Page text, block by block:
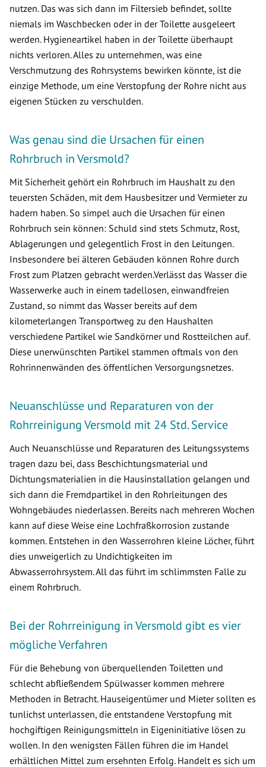
nutzen. Das was sich dann im Filtersieb befindet, sollte
niemals im Waschbecken oder in der Toilette ausgeleert
werden. Hygieneartikel haben in der Toilette überhaupt
nichts verloren. Alles zu unternehmen, was eine
Verschmutzung des Rohrsystems bewirken könnte, ist die
einzige Methode, um eine Verstopfung der Rohre nicht aus
eigenen Stücken zu verschulden.
Was genau sind die Ursachen für einen
Rohrbruch in Versmold?
Mit Sicherheit gehört ein Rohrbruch im Haushalt zu den
teuersten Schäden, mit dem Hausbesitzer und Vermieter zu
hadern haben. So simpel auch die Ursachen für einen
Rohrbruch sein können: Schuld sind stets Schmutz, Rost,
Ablagerungen und gelegentlich Frost in den Leitungen.
Insbesondere bei älteren Gebäuden können Rohre durch
Frost zum Platzen gebracht werden.Verlässt das Wasser die
Wasserwerke auch in einem tadellosen, einwandfreien
Zustand, so nimmt das Wasser bereits auf dem
kilometerlangen Transportweg zu den Haushalten
verschiedene Partikel wie Sandkörner und Rostteilchen auf.
Diese unerwünschten Partikel stammen oftmals von den
Rohrinnenwänden des öffentlichen Versorgungsnetzes.
Neuanschlüsse und Reparaturen von der
Rohrreinigung Versmold mit 24 Std. Service
Auch Neuanschlüsse und Reparaturen des Leitungssystems
tragen dazu bei, dass Beschichtungsmaterial und
Dichtungsmaterialien in die Hausinstallation gelangen und
sich dann die Fremdpartikel in den Rohrleitungen des
Wohngebäudes niederlassen. Bereits nach mehreren Wochen
kann auf diese Weise eine Lochfraßkorrosion zustande
kommen. Entstehen in den Wasserrohren kleine Löcher, führt
dies unweigerlich zu Undichtigkeiten im
Abwasserrohrsystem. All das führt im schlimmsten Falle zu
einem Rohrbruch.
Bei der Rohrreinigung in Versmold gibt es vier
mögliche Verfahren
Für die Behebung von überquellenden Toiletten und
schlecht abfließendem Spülwasser kommen mehrere
Methoden in Betracht. Hauseigentümer und Mieter sollten es
tunlichst unterlassen, die entstandene Verstopfung mit
hochgiftigen Reinigungsmitteln in Eigeninitiative lösen zu
wollen. In den wenigsten Fällen führen die im Handel
erhältlichen Mittel zum ersehnten Erfolg. Handelt es sich um